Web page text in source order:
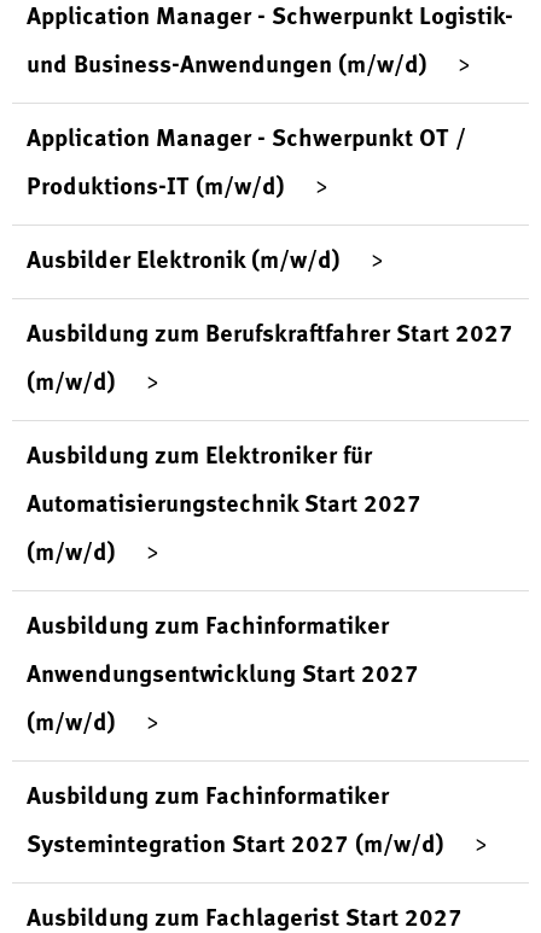
Application Manager - Schwerpunkt Logistik-
und Business-Anwendungen (m/w/d)
Application Manager - Schwerpunkt OT /
Produktions-IT (m/w/d)
Ausbilder Elektronik (m/w/d)
Ausbildung zum Berufskraftfahrer Start 2027
(m/w/d)
Ausbildung zum Elektroniker für
Automatisierungstechnik Start 2027
(m/w/d)
Ausbildung zum Fachinformatiker
Anwendungsentwicklung Start 2027
(m/w/d)
Ausbildung zum Fachinformatiker
Systemintegration Start 2027 (m/w/d)
Ausbildung zum Fachlagerist Start 2027